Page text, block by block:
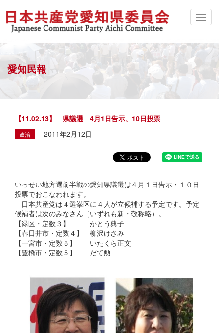
愛知民報
【11.02.13】 県議選 4月1日告示、10日投票
政治 2011年2月12日
いっせい地方選前半戦の愛知県議選は４月１日告示・１０日
投票でおこなわれます。
日本共産党は４選挙区に４人が立候補する予定です。予定
候補者は次のみなさん（いずれも新・敬称略）。
【緑区・定数３】 かとう典子
【春日井市・定数４】 柳沢けさみ
【一宮市・定数５】 いたくら正文
【豊橋市・定数５】 だて勲